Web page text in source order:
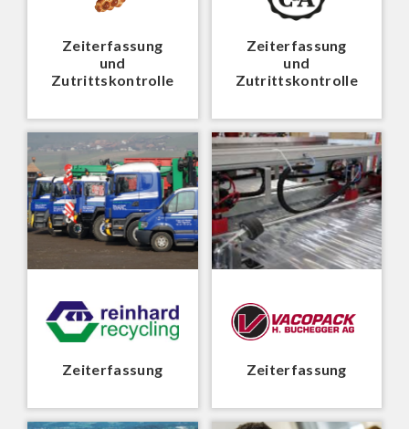
Zeiterfassung
und
Zutrittskontrolle
Zeiterfassung
und
Zutrittskontrolle
Zeiterfassung Zeiterfassung